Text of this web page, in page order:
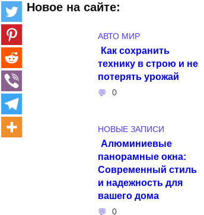
Новое на сайте:
АВТО МИР
Как сохранить
технику в строю и не
потерять урожай
0
НОВЫЕ ЗАПИСИ
Алюминиевые
панорамные окна:
Современный стиль
и надежность для
вашего дома
0